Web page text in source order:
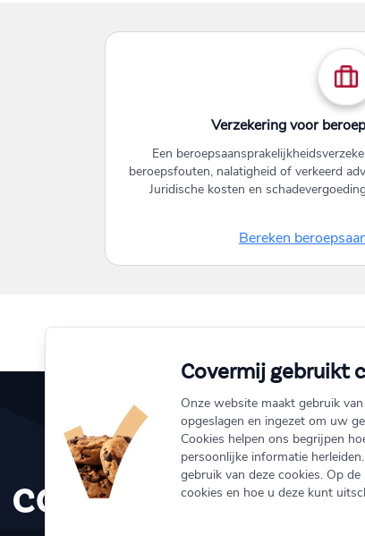
Verzekering voor
Een
beroepsfouten, nalatigheid of verkeerd
Juridische kosten en
Bereken
010
Covermij gebruikt
Onze website maakt gebruik
opgeslagen en ingezet om uw
Cookies helpen ons begrijpen
persoonlijke informatie
gebruik van deze cookies. Op
cookies en hoe u deze kunt